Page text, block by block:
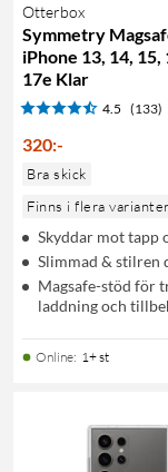
Otterbox
Symmetry
iPhone 13, 14, 15,
17e Klar
4.5 (133)
320:-
Bra skick
Finns i flera varianter
Skyddar mot tapp
Slimmad & stilren
Magsafe-stöd för
laddning och
Online: 1+ st